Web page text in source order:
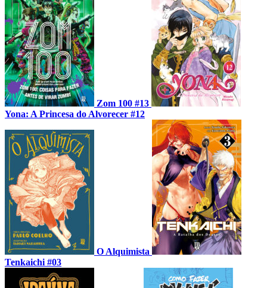
Zom 100 #13
Yona: A Princesa do Alvorecer #12
O Alquimista
Tenkaichi #03